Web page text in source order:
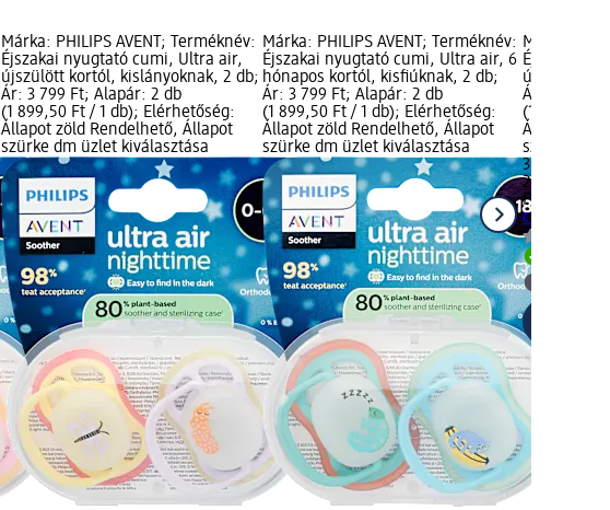
Márka: PHILIPS AVENT; Terméknév:
Éjszakai nyugtató cumi, Ultra air,
újszülött kortól, kislányoknak, 2 db;
Ár: 3 799 Ft; Alapár: 2 db
(1 899,50 Ft / 1 db); Elérhetőség:
Állapot zöld Rendelhető, Állapot
szürke dm üzlet kiválasztása
Márka: PHILIPS AVENT; Terméknév:
Éjszakai nyugtató cumi, Ultra air, 6
hónapos kortól, kisfiúknak, 2 db;
Ár: 3 799 Ft; Alapár: 2 db
(1 899,50 Ft / 1 db); Elérhetőség:
Állapot zöld Rendelhető, Állapot
szürke dm üzlet kiválasztása
Márka:
Éjszakai
újszülött
Ár: 3 799
(1 899,50
Állapot
szürke dm
3 799 Ft
2 db (1
PHILIPS
cumi, Ultra